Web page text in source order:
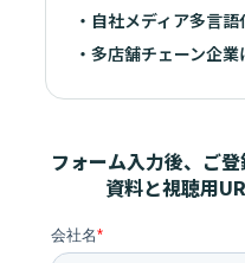
・自社メディア多言
・多店舗チェーン企
フォーム入力後、ご
資料と視聴用